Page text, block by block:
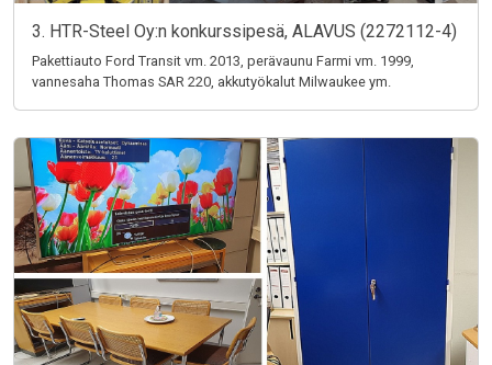
3. HTR-Steel Oy:n konkurssipesä, ALAVUS (2272112-4)
Pakettiauto Ford Transit vm. 2013, perävaunu Farmi vm. 1999,
vannesaha Thomas SAR 220, akkutyökalut Milwaukee ym.